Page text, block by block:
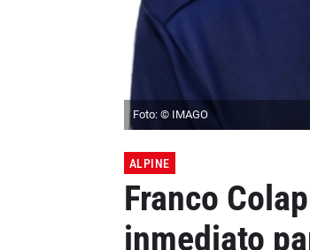
Foto: © IMAGO
ALPINE
Franco
inmediato